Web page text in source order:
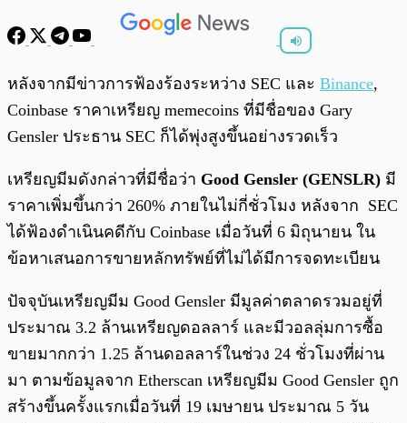
พร้อมเล่น
หลังจากมีข่าวการฟ้องร้องระหว่าง SEC และ Binance,
Coinbase ราคาเหรียญ memecoins ที่มีชื่อของ Gary
Gensler ประธาน SEC ก็ได้พุ่งสูงขึ้นอย่างรวดเร็ว
เหรียญมีมดังกล่าวที่มีชื่อว่า Good Gensler (GENSLR) มี
ราคาเพิ่มขึ้นกว่า 260% ภายในไม่กี่ชั่วโมง หลังจาก SEC
ได้ฟ้องดำเนินคดีกับ Coinbase เมื่อวันที่ 6 มิถุนายน ใน
ข้อหาเสนอการขายหลักทรัพย์ที่ไม่ได้มีการจดทะเบียน
ปัจจุบันเหรียญมีม Good Gensler มีมูลค่าตลาดรวมอยู่ที่
ประมาณ 3.2 ล้านเหรียญดอลลาร์ และมีวอลลุ่มการซื้อ
ขายมากกว่า 1.25 ล้านดอลลาร์ในช่วง 24 ชั่วโมงที่ผ่าน
มา ตามข้อมูลจาก Etherscan เหรียญมีม Good Gensler ถูก
สร้างขึ้นครั้งแรกเมื่อวันที่ 19 เมษายน ประมาณ 5 วัน